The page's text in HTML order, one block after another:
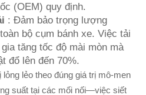
(OEM) quy định.
: Đảm bảo trọng lượng
bộ cụm bánh xe. Việc tải
tăng tốc độ mài mòn mà
đổ lên đến 70%.
lẻo theo đúng giá trị mô-men
suất tại các mối nối—việc siết